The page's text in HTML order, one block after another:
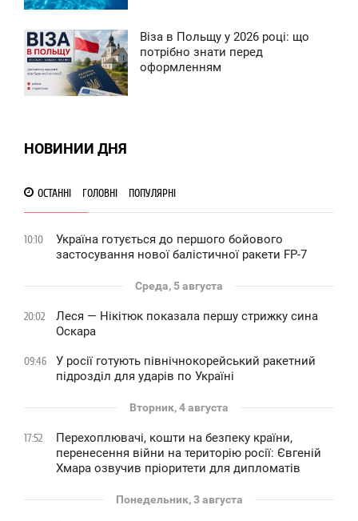
Віза в Польщу у 2026 році: що
потрібно знати перед
оформленням
НОВИНИИ ДНЯ
ОСТАННІ ГОЛОВНІ ПОПУЛЯРНІ
10:10
Україна готується до першого бойового
застосування нової балістичної ракети FP-7
Среда, 5 августа
20:02
Леся — Нікітюк показала першу стрижку сина
Оскара
09:46
У росії готують північнокорейський ракетний
підрозділ для ударів по Україні
Вторник, 4 августа
17:52
Перехоплювачі, кошти на безпеку країни,
перенесення війни на територію росії: Євгеній
Хмара озвучив пріоритети для дипломатів
Понедельник, 3 августа